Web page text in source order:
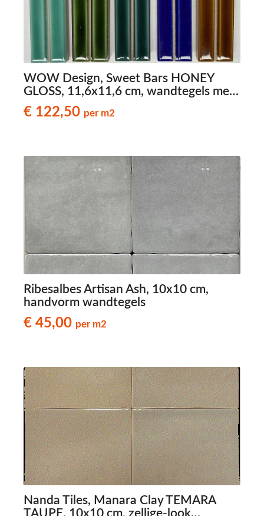
WOW Design, Sweet Bars HONEY
GLOSS, 11,6x11,6 cm, wandtegels met
reliëf
€ 122,50 per m2
Ribesalbes Artisan Ash, 10x10 cm,
handvorm wandtegels
€ 45,00 per m2
Nanda Tiles, Manara Clay TEMARA